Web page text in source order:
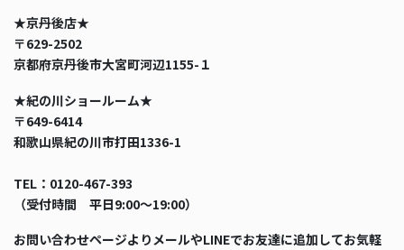
★京丹後店★
〒629-2502
京都府京丹後市大宮町河辺1155-１
★紀の川ショールーム★
〒649-6414
和歌山県紀の川市打田1336-1
TEL：0120-467-393
（受付時間 平日9:00〜19:00）
お問い合わせページよりメールやLINEでお友達に追加してお気軽